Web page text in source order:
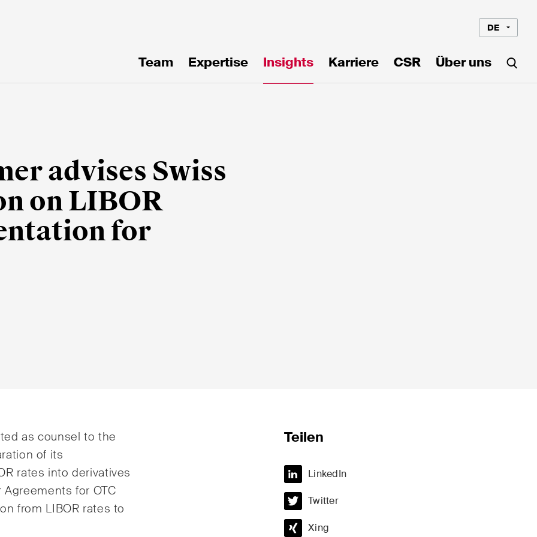
DE
Team Expertise Insights Karriere CSR Über uns
advises Swiss
on LIBOR
for
as counsel to the
of its
rates into derivatives
for OTC
from LIBOR rates to
Teilen
LinkedIn
Twitter
Xing
& Finance ICT / Data / Cyberkriminalität